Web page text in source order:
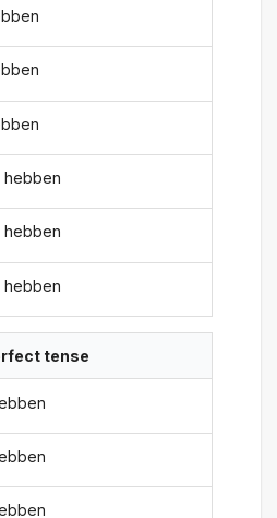
hebben
hebben
hebben
tense